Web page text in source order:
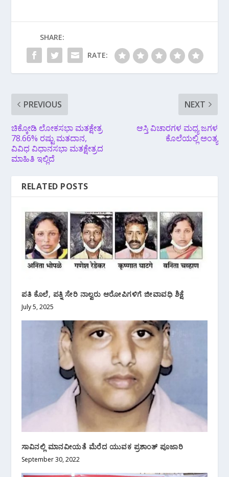
SHARE:
RATE:
PREVIOUS
ಚಿಕ್ಕೋಡಿ ಲೋಕಸಭಾ ಮತಕ್ಷೇತ್ರ
78.66% ರಷ್ಟು ಮತದಾನ,
ವಿವಿಧ ವಿಧಾನಸಭಾ ಮತಕ್ಷೇತ್ರದ
ಮಾಹಿತಿ ಇಲ್ಲಿದೆ
NEXT
ಆಸ್ತಿ ವಿಚಾರಗಳ ಮಧ್ಯ ಜಗಳ
ಕೊಲೆಯಲ್ಲಿ ಅಂತ್ಯ
RELATED POSTS
ಪತಿ ಕೊಲೆ, ಪತ್ನಿ ಸೇರಿ ನಾಲ್ವರು ಆರೋಪಿಗಳಿಗೆ ಜೀವಾವಧಿ ಶಿಕ್ಷೆ
July 5, 2025
ಸಾವಿನಲ್ಲಿ ಮಾನವೀಯತೆ ಮೆರೆದ ಯುವಕ ಪ್ರಶಾಂತ್ ಪೂಜಾರಿ
September 30, 2022